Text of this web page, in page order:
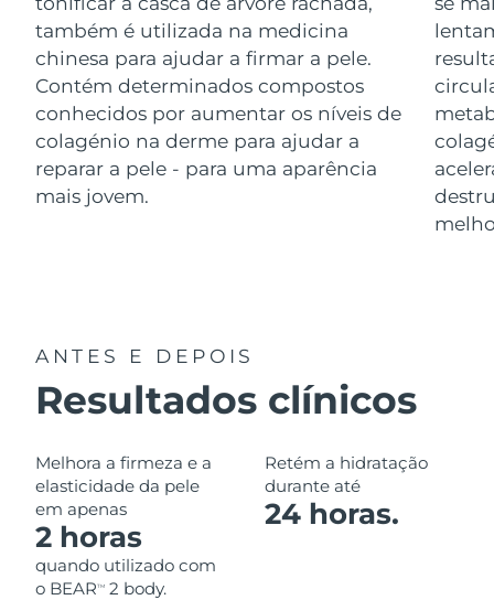
também é utilizada na medicina
chinesa para ajudar a firmar a pele.
Contém determinados compostos
conhecidos por aumentar os níveis de
colagénio na derme para ajudar a
reparar a pele - para uma aparência
mais jovem.
ANTES E DEPOIS
Resultados clínicos
Melhora a firmeza e a
elasticidade da pele
em apenas
2 horas
quando utilizado com
o BEARTM 2 body.
Retém a hidratação
durante até
24 horas.
Luxemburgo Entrega prevista 8/9/26
Macau, RAE da
China
Entrega prevista 8/11/26
Malásia Entrega prevista 8/12/26
Malta 8/9/26
Países Baixos
Nova Zelândia Entrega prevista8/9/26
Noruega Entrega prevista8/9/26
Omã Entrega prevista
Filipinas